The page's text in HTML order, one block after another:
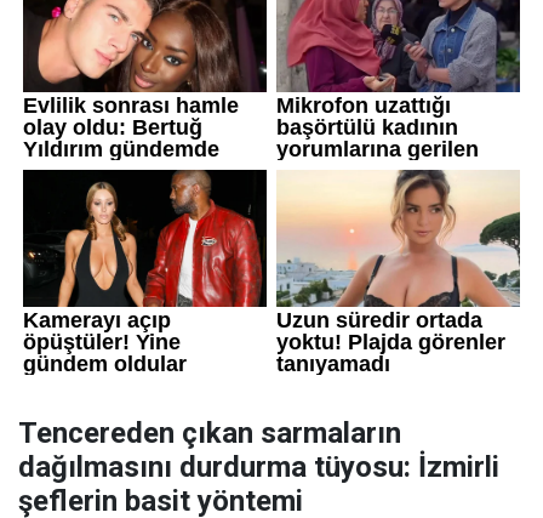
Tencereden çıkan sarmaların
dağılmasını durdurma tüyosu: İzmirli
şeflerin basit yöntemi